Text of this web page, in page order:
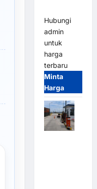
Hubungi
admin
untuk
harga
terbaru
Minta
Harga